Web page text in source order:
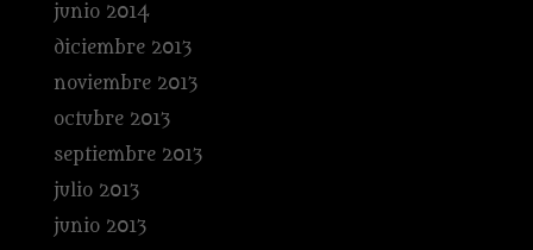
junio 2014
diciembre 2013
noviembre 2013
octubre 2013
septiembre 2013
julio 2013
junio 2013